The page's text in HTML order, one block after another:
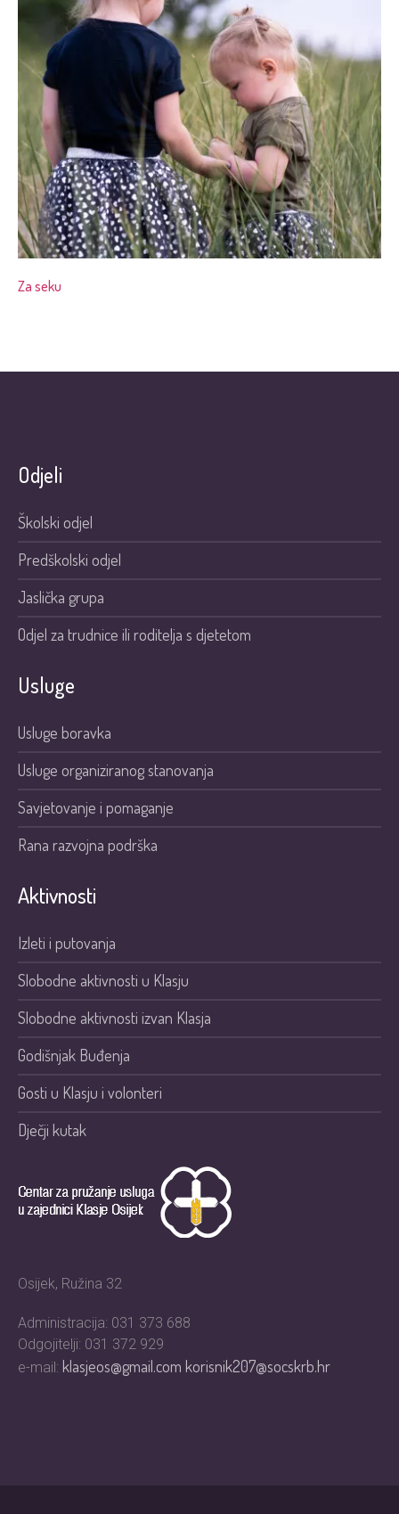
Za seku
Odjeli
Školski odjel
Predškolski odjel
Jaslička grupa
Odjel za trudnice ili roditelja s djetetom
Usluge
Usluge boravka
Usluge organiziranog stanovanja
Savjetovanje i pomaganje
Rana razvojna podrška
Aktivnosti
Izleti i putovanja
Slobodne aktivnosti u Klasju
Slobodne aktivnosti izvan Klasja
Godišnjak Buđenja
Gosti u Klasju i volonteri
Dječji kutak
Osijek, Ružina 32
Administracija: 031 373 688
Odgojitelji: 031 372 929
e-mail: klasjeos@gmail.comkorisnik207@socskrb.hr